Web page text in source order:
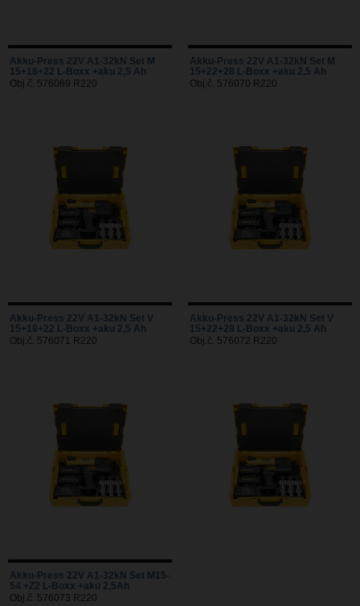
Akku-Press 22V A1-32kN Set M
15+18+22 L-Boxx +aku 2,5 Ah
Obj.č. 576069 R220
Akku-Press 22V A1-32kN Set M
15+22+28 L-Boxx +aku 2,5 Ah
Obj.č. 576070 R220
Akku-Press 22V A1-32kN Set V
15+18+22 L-Boxx +aku 2,5 Ah
Obj.č. 576071 R220
Akku-Press 22V A1-32kN Set V
15+22+28 L-Boxx +aku 2,5 Ah
Obj.č. 576072 R220
Akku-Press 22V A1-32kN Set M15-
54 +Z2 L-Boxx +aku 2,5Ah
Obj.č. 576073 R220